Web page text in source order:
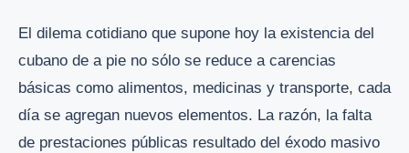
El dilema cotidiano que supone hoy la existencia del
cubano de a pie no sólo se reduce a carencias
básicas como alimentos, medicinas y transporte, cada
día se agregan nuevos elementos. La razón, la falta
de prestaciones públicas resultado del éxodo masivo